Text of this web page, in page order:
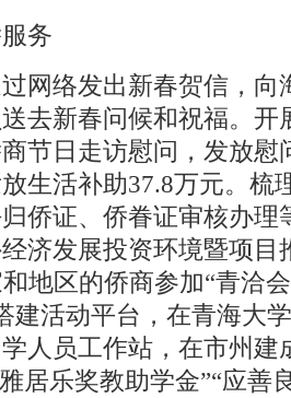
务
络发出新春贺信，向
去新春问候和祝福。开
节日走访慰问，发放慰
生活补助37.8万元。梳
侨证、侨眷证审核办理
济发展投资环境暨项目
地区的侨商参加“青洽
建活动平台，在青海大
人员工作站，在市州建
居乐奖教助学金”“应善